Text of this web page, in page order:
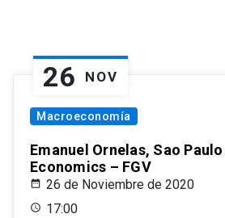
26 NOV
Macroeconomía
Emanuel Ornelas, Sao
Economics – FGV
26 de Noviembre de 2020
17:00